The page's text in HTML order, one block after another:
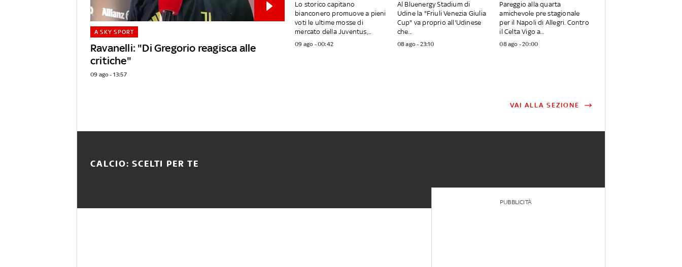
Ravanelli: "Di Gregorio reagisca alle
critiche"
A SKY SPORT
09 ago - 13:57
Lo storico capitano
bianconero promuove a pieni
voti le ultime mosse di
mercato della Juventus,...
09 ago - 00:42
Al Bluenergy Stadium di
Udine la "Friuli Venezia Giulia
Cup" va proprio all'Udinese
che...
08 ago - 23:10
Pareggio alla quarta
amichevole pre stagionale
per il Napoli di Allegri. Contro
il Celta Vigo a...
08 ago - 20:00
VAI ALLA SEZIONE
CALCIO: SCELTI PER TE
PUBBLICITÀ